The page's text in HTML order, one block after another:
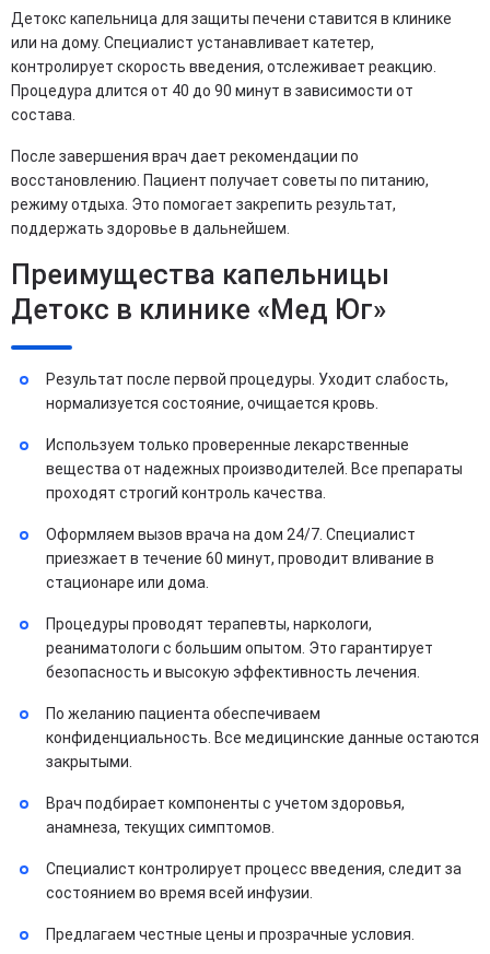
Детокс капельница для защиты печени ставится в клинике
или на дому. Специалист устанавливает катетер,
контролирует скорость введения, отслеживает реакцию.
Процедура длится от 40 до 90 минут в зависимости от
состава.
После завершения врач дает рекомендации по
восстановлению. Пациент получает советы по питанию,
режиму отдыха. Это помогает закрепить результат,
поддержать здоровье в дальнейшем.
Преимущества капельницы
Детокс в клинике «Мед Юг»
Результат после первой процедуры. Уходит слабость,
нормализуется состояние, очищается кровь.
Используем только проверенные лекарственные
вещества от надежных производителей. Все препараты
проходят строгий контроль качества.
Оформляем вызов врача на дом 24/7. Специалист
приезжает в течение 60 минут, проводит вливание в
стационаре или дома.
Процедуры проводят терапевты, наркологи,
реаниматологи с большим опытом. Это гарантирует
безопасность и высокую эффективность лечения.
По желанию пациента обеспечиваем
конфиденциальность. Все медицинские данные остаются
закрытыми.
Врач подбирает компоненты с учетом здоровья,
анамнеза, текущих симптомов.
Специалист контролирует процесс введения, следит за
состоянием во время всей инфузии.
Предлагаем честные цены и прозрачные условия.